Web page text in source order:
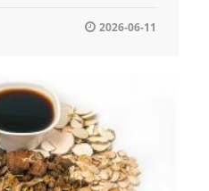
2026-06-11